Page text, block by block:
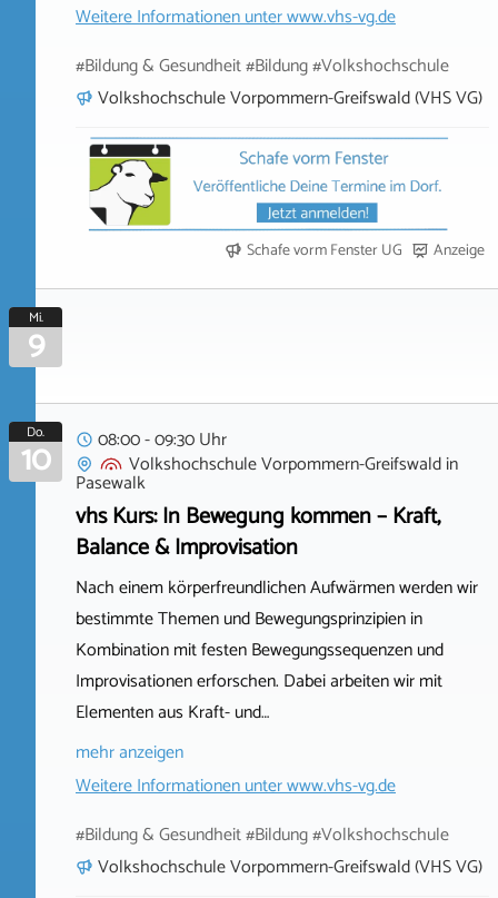
Weitere Informationen unterwww.vhs-vg.de
#Bildung & Gesundheit #Bildung #Volkshochschule
Volkshochschule Vorpommern-Greifswald (VHS VG)
Schafe vorm Fenster UG Anzeige
Mi.
9
Do.
10
08:00 - 09:30 Uhr
Volkshochschule Vorpommern-Greifswaldin
Pasewalk
vhs Kurs: In Bewegung kommen – Kraft,
Balance & Improvisation
Nach einem körperfreundlichen Aufwärmen werden wir
bestimmte Themen und Bewegungsprinzipien in
Kombination mit festen Bewegungssequenzen und
Improvisationen erforschen. Dabei arbeiten wir mit
Elementen aus Kraft- und…
mehr anzeigen
Weitere Informationen unterwww.vhs-vg.de
#Bildung & Gesundheit #Bildung #Volkshochschule
Volkshochschule Vorpommern-Greifswald (VHS VG)